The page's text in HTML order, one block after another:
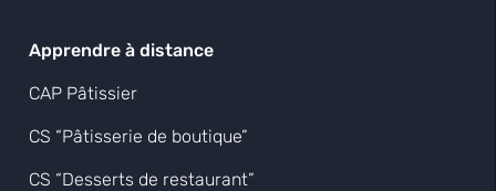
Apprendre à distance
CAP Pâtissier
CS “Pâtisserie de boutique”
CS “Desserts de restaurant”